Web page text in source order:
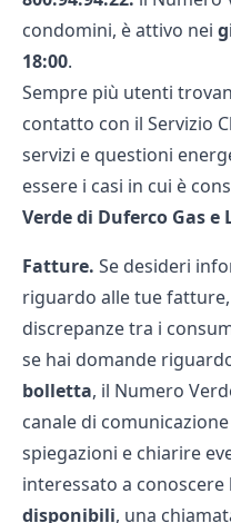
condomini, è attivo nei
18:00.
Sempre più utenti
contatto con il Servizio
servizi e questioni
essere i casi in cui è
Verde di Duferco Gas e
Fatture. Se desideri
riguardo alle tue
discrepanze tra i
se hai domande
bolletta, il Numero
canale di
spiegazioni e chiarire
interessato a conoscere
disponibili, una